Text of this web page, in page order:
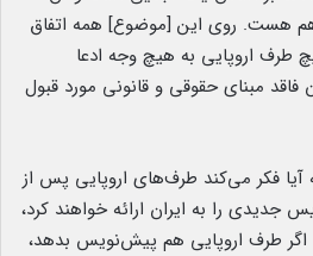
هم هست. روی این [موضوع] همه اتفاق
اروپایی به هیچ وجه ادعا
فاقد مبنای حقوقی و قانونی مورد قبول
فکر می‌کند طرف‌های اروپایی پس از
جدیدی را به ایران ارائه خواهند کرد،
اگر طرف اروپایی هم پیش‌نویس بدهد،